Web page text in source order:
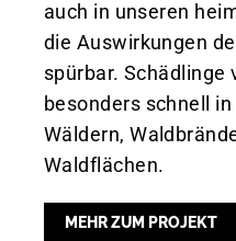
auch in unseren
die Auswirkungen
spürbar. Schädlinge
besonders schnell
Wäldern,
Waldflächen.
MEHR ZUM PROJEKT